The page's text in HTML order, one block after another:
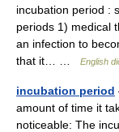
incubation period :
periods 1) medical
an infection to
that it… …
English
incubation period
amount of time it
noticeable: The